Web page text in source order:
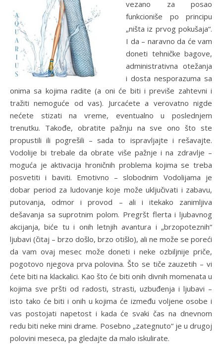
vezano za posao
funkcioniše po principu
„ništa iz prvog pokušaja“.
I da – naravno da će vam
doneti tehničke bagove,
administrativna otežanja
i dosta nesporazuma sa
onima sa kojima radite (a oni će biti i previše zahtevni i
tražiti nemoguće od vas). Jurcaćete a verovatno nigde
nećete stizati na vreme, eventualno u poslednjem
trenutku. Takođe, obratite pažnju na sve ono što ste
propustili ili pogrešili – sada to ispravljajte i rešavajte.
Vodolije bi trebale da obrate više pažnje i na zdravlje –
moguća je aktivacija hroničnih problema kojima se treba
posvetiti i baviti. Emotivno – slobodnim Vodolijama je
dobar period za ludovanje koje može uključivati i zabavu,
putovanja, odmor i provod – ali i itekako zanimljiva
dešavanja sa suprotnim polom. Pregršt flerta i ljubavnog
akcijanja, biće tu i onih letnjih avantura i „brzopoteznih“
ljubavi (čitaj – brzo došlo, brzo otišlo), ali ne može se poreći
da vam ovaj mesec može doneti i neke ozbiljnije priče,
pogotovo njegova prva polovina. Što se tiče zauzetih – vi
ćete biti na klackalici. Kao što će biti onih divnih momenata u
kojima sve pršti od radosti, strasti, uzbuđenja i ljubavi –
isto tako će biti i onih u kojima će između voljene osobe i
vas postojati napetost i kada će svaki čas na dnevnom
redu biti neke mini drame. Posebno „zategnuto“ je u drugoj
polovini meseca, pa gledajte da malo iskulirate.